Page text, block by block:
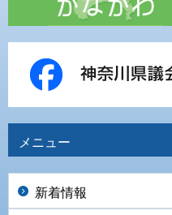
メニュー
新着情報